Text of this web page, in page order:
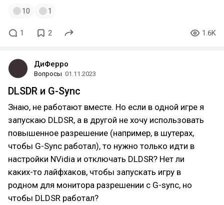
10 1
1 2 1.6K
ДиФерро
Вопросы 01.11.2023
DLSDR и G-Sync
Знаю, не работают вместе. Но если в одной игре я
запускаю DLDSR, а в другой не хочу использовать
повышенное разрешение (например, в шутерах,
чтобы G-Sync работал), то нужно только идти в
настройки NVidia и отключать DLDSR? Нет ли
каких-то лайфхаков, чтобы запускать игру в
родном для монитора разрешении c G-sync, но
чтобы DLDSR работал?